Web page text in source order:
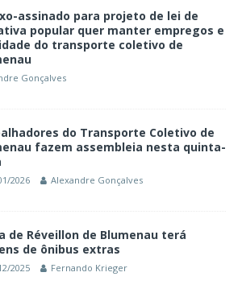
assinado para projeto de lei de
popular quer manter empregos e
do transporte coletivo de
Gonçalves
do Transporte Coletivo de
fazem assembleia nesta quinta-
2026 Alexandre Gonçalves
de Réveillon de Blumenau terá
de ônibus extras
2025 Fernando Krieger